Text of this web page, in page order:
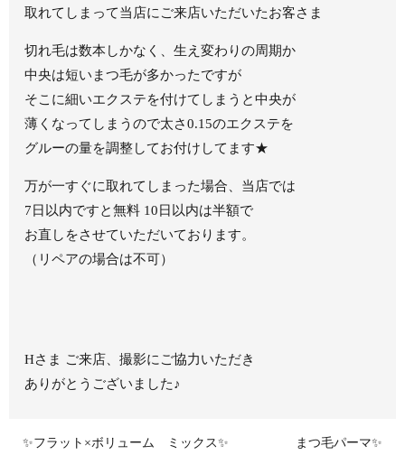
取れてしまって当店にご来店いただいたお客さま
切れ毛は数本しかなく、生え変わりの周期か
中央は短いまつ毛が多かったですが
そこに細いエクステを付けてしまうと中央が
薄くなってしまうので太さ0.15のエクステを
グルーの量を調整してお付けしてます★
万が一すぐに取れてしまった場合、当店では
7日以内ですと無料 10日以内は半額で
お直しをさせていただいております。
（リペアの場合は不可）
Hさま ご来店、撮影にご協力いただき
ありがとうございました♪
✨フラット×ボリューム ミックス✨ まつ毛パーマ✨